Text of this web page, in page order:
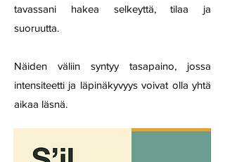
tavassani hakea selkeyttä, tilaa ja
suoruutta.
Näiden väliin syntyy tasapaino, jossa
intensiteetti ja läpinäkyvyys voivat olla yhtä
aikaa läsnä.